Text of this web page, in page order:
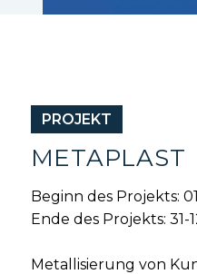
PROJEKT
METAPLAST
Beginn des Projekts:
Ende des Projekts: 31-
Metallisierung von